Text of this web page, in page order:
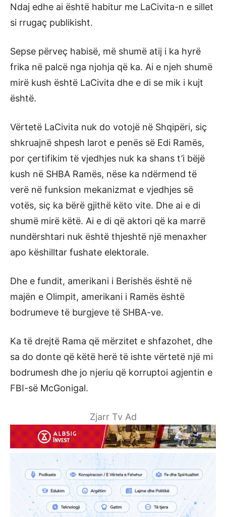
Ndaj edhe ai është habitur me LaCivita-n e sillet
si rrugaç publikisht.
Sepse përveç habisë, më shumë atij i ka hyrë
frika në palcë nga njohja që ka. Ai e njeh shumë
mirë kush është LaCivita dhe e di se mik i kujt
është.
Vërtetë LaCivita nuk do votojë në Shqipëri, siç
shkruajnë shpesh larot e penës së Edi Ramës,
por çertifikim të vjedhjes nuk ka shans t’i bëjë
kush në SHBA Ramës, nëse ka ndërmend të
verë në funksion mekanizmat e vjedhjes së
votës, siç ka bërë gjithë këto vite. Dhe ai e di
shumë mirë këtë. Ai e di që aktori që ka marrë
nundërshtari nuk është thjeshtë një menaxher
apo këshilltar fushate elektorale.
Dhe e fundit, amerikani i Berishës është në
majën e Olimpit, amerikani i Ramës është
bodrumeve të burgjeve të SHBA-ve.
Ka të drejtë Rama që mërzitet e shfazohet, dhe
sa do donte që këtë herë të ishte vërtetë një mi
bodrumesh dhe jo njeriu që korruptoi agjentin e
FBI-së McGonigal.
Zjarr Tv Ad